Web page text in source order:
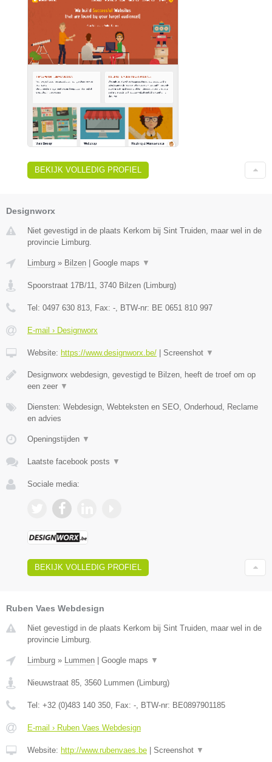
BEKIJK VOLLEDIG PROFIEL
Designworx
Niet gevestigd in de plaats Kerkom bij Sint Truiden, maar wel in de
provincie Limburg.
Limburg » Bilzen Google maps ▼
Spoorstraat 17B/11, 3740 Bilzen (Limburg)
Tel: 0497 630 813, Fax: -, BTW-nr: BE 0651 810 997
E-mail › Designworx
Website: https://www.designworx.be/ Screenshot ▼
Designworx webdesign, gevestigd te Bilzen, heeft de troef om op
een zeer ▼
Diensten: Webdesign, Webteksten en SEO, Onderhoud, Reclame
en advies
Openingstijden ▼
Laatste facebook posts ▼
Sociale media:
BEKIJK VOLLEDIG PROFIEL
Ruben Vaes Webdesign
Niet gevestigd in de plaats Kerkom bij Sint Truiden, maar wel in de
provincie Limburg.
Limburg » Lummen | Google maps ▼
Nieuwstraat 85 3560 Lummen (Limburg)
Tel: +32 (0)483 140 350 , Fax: - , BTW-nr: BE0897901185
E-mail › Ruben Vaes Webdesign
Website: http://www.rubenvaes.be | Screenshot ▼